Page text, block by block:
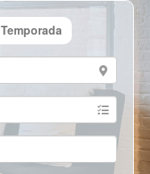
Temporada